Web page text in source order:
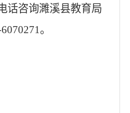
话咨询濉溪县教育局
。